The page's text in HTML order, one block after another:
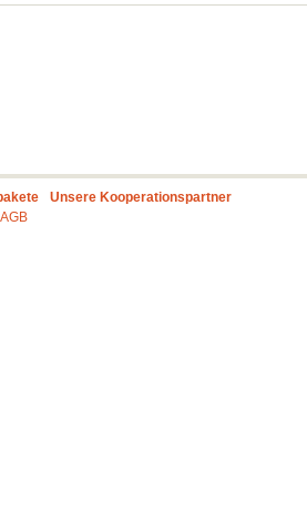
Unsere Kooperationspartner
AGB